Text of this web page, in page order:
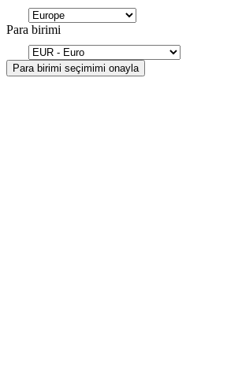
Para birimi
Para birimi seçimimi onayla